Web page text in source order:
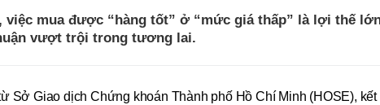
việc mua được “hàng tốt” ở “mức giá thấp” là lợi thế
vượt trội trong tương lai.
Sở Giao dịch Chứng khoán Thành phố Hồ Chí Minh (HOSE), kết